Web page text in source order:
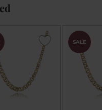
SALE